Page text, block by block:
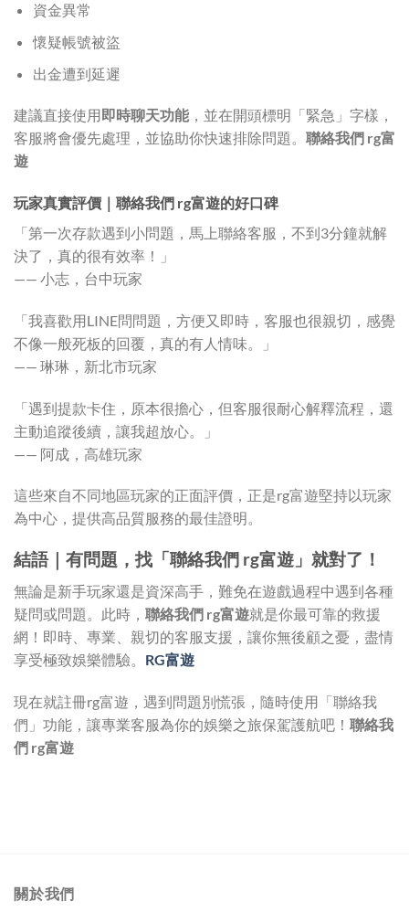
資金異常
懷疑帳號被盜
出金遭到延遲
建議直接使用 即時聊天功能，並在開頭標明「緊急」字樣，
客服將會優先處理，並協助你快速排除問題。 聯絡我們 rg富
遊
玩家真實評價｜聯絡我們 rg富遊的好口碑
「第一次存款遇到小問題，馬上聯絡客服，不到3分鐘就解
決了，真的很有效率！」
—— 小志，台中玩家
「我喜歡用LINE問問題，方便又即時，客服也很親切，感覺
不像一般死板的回覆，真的有人情味。」
—— 琳琳，新北市玩家
「遇到提款卡住，原本很擔心，但客服很耐心解釋流程，還
主動追蹤後續，讓我超放心。」
—— 阿成，高雄玩家
這些來自不同地區玩家的正面評價，正是rg富遊堅持以玩家
為中心，提供高品質服務的最佳證明。
結語｜有問題，找「聯絡我們 rg富遊」就對了！
無論是新手玩家還是資深高手，難免在遊戲過程中遇到各種
疑問或問題。此時， 聯絡我們 rg富遊就是你最可靠的救援
網！即時、專業、親切的客服支援，讓你無後顧之憂，盡情
享受極致娛樂體驗。 RG富遊
現在就註冊rg富遊，遇到問題別慌張，隨時使用「聯絡我
們」功能，讓專業客服為你的娛樂之旅保駕護航吧！ 聯絡我
們 rg富遊
關於我們